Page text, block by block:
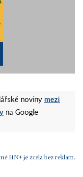
noviny mezi
na Google
HN+ je zcela bez reklam.